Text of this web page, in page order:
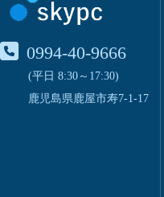
0994-40-9666
(平日 8:30～17:30)
鹿児島県鹿屋市寿7-1-17